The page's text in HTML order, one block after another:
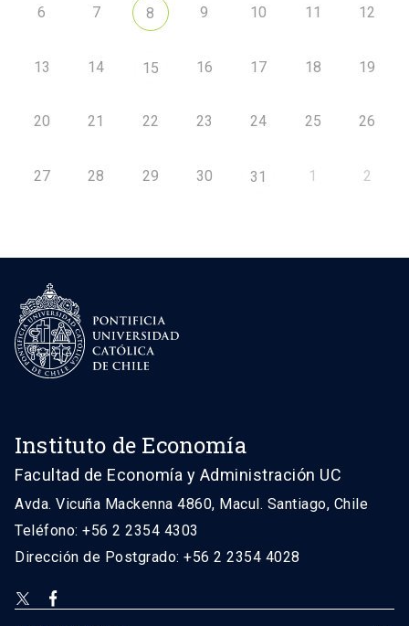
6 7 8 9 10 11 12
13 14 15 16 17 18 19
20 21 22 23 24 25 26
27 28 29 30 31 1 2
Instituto de Economía
Facultad de Economía y Administración UC
Avda. Vicuña Mackenna 4860, Macul. Santiago, Chile
Teléfono: +56 2 2354 4303
Dirección de Postgrado: +56 2 2354 4028